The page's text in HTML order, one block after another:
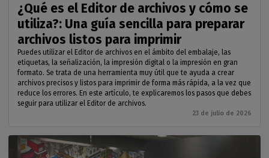
¿Qué es el Editor de archivos y cómo se
utiliza?: Una guía sencilla para preparar
archivos listos para imprimir
Puedes utilizar el Editor de archivos en el ámbito del embalaje, las
etiquetas, la señalización, la impresión digital o la impresión en gran
formato. Se trata de una herramienta muy útil que te ayuda a crear
archivos precisos y listos para imprimir de forma más rápida, a la vez que
reduce los errores. En este artículo, te explicaremos los pasos que debes
seguir para utilizar el Editor de archivos.
23 de julio de 2026